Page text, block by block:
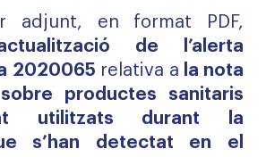
adjunt, en format PDF,
de l’alerta
2020065 relativa a la nota
productes sanitaris
utilitzats durant la
s’han detectat en el